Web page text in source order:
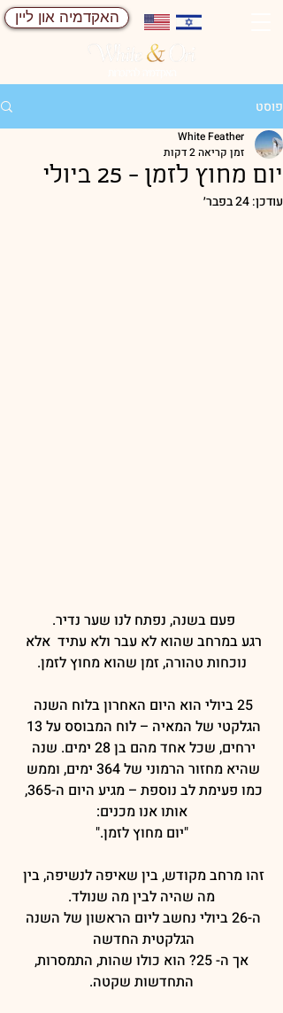
האקדמיה און ליין
פוסט
יום מחוץ לזמן - 25 ביולי
White Feather
זמן קריאה 2 דקות
עודכן:24 בפבר׳
פעם בשנה, נפתח לנו שער נדיר.
רגע במרחב שהוא לא עבר ולא עתיד  אלא
נוכחות טהורה, זמן שהוא מחוץ לזמן.
25 ביולי הוא היום האחרון בלוח השנה
ירחים, שכל אחד מהם בן 28 ימים. שנה
שהיא מחזור הרמוני של 364 ימים, וממש
כמו פעימת לב נוספת – מגיע היום ה-365,
אותו אנו מכנים:
"יום מחוץ לזמן."
זהו מרחב מקודש, בין שאיפה לנשיפה, בין
מה שהיה לבין מה שנולד.
ה-26 ביולי נחשב ליום הראשון של השנה
הגלקטית החדשה
אך ה- 25? הוא כולו שהות, התמסרות,
התחדשות שקטה.